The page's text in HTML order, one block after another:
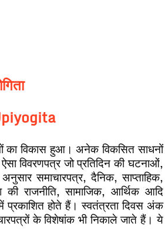
का विकास हुआ। अनेक विकसित साधनों
विवरणपत्र जो प्रतिदिन की घटनाओं,
समाचारपत्र, दैनिक, साप्ताहिक,
की राजनीति, सामाजिक, आर्थिक आदि
होते हैं। स्वतंत्रता दिवस अंक
के विशेषांक भी निकाले जाते हैं। ये